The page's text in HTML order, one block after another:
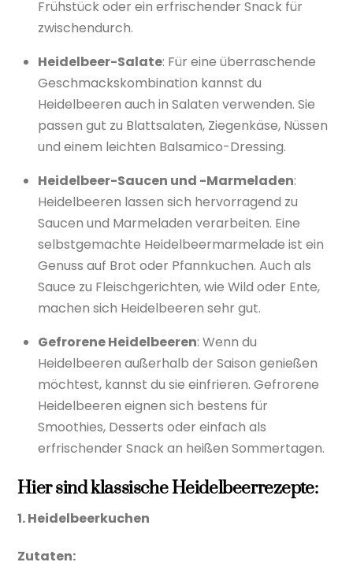
Frühstück oder ein erfrischender Snack für
zwischendurch.
Heidelbeer-Salate: Für eine überraschende
Geschmackskombination kannst du
Heidelbeeren auch in Salaten verwenden. Sie
passen gut zu Blattsalaten, Ziegenkäse, Nüssen
und einem leichten Balsamico-Dressing.
Heidelbeer-Saucen und -Marmeladen:
Heidelbeeren lassen sich hervorragend zu
Saucen und Marmeladen verarbeiten. Eine
selbstgemachte Heidelbeermarmelade ist ein
Genuss auf Brot oder Pfannkuchen. Auch als
Sauce zu Fleischgerichten, wie Wild oder Ente,
machen sich Heidelbeeren sehr gut.
Gefrorene Heidelbeeren: Wenn du
Heidelbeeren außerhalb der Saison genießen
möchtest, kannst du sie einfrieren. Gefrorene
Heidelbeeren eignen sich bestens für
Smoothies, Desserts oder einfach als
erfrischender Snack an heißen Sommertagen.
Hier sind klassische Heidelbeerrezepte:
1. Heidelbeerkuchen
Zutaten: